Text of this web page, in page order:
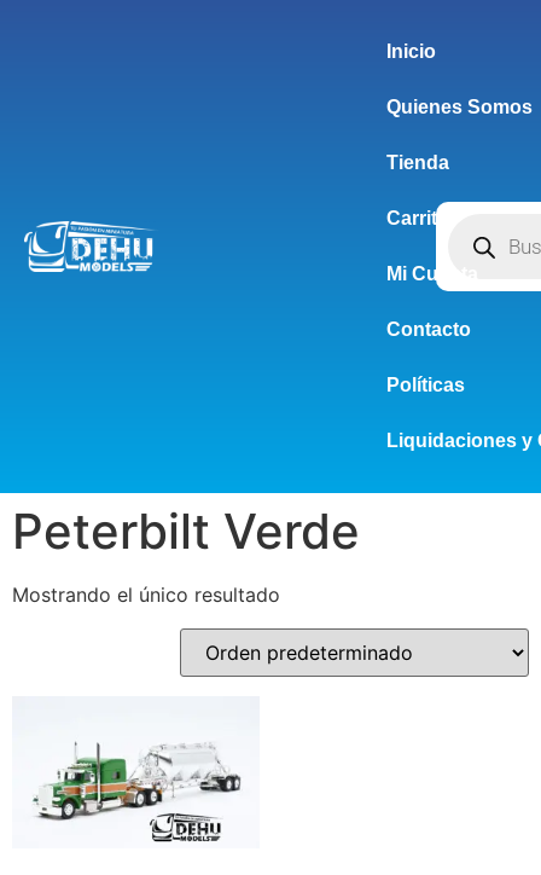
Inicio
Quienes Somos
Tienda
Carrito
Mi Cuenta
Contacto
Políticas
Liquidaciones y
Peterbilt Verde
Mostrando el único resultado